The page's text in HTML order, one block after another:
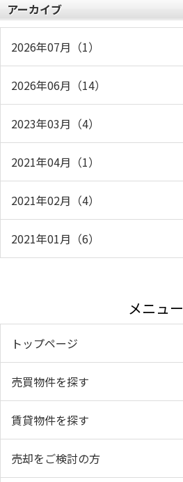
アーカイブ
2026年07月（1）
2026年06月（14）
2023年03月（4）
2021年04月（1）
2021年02月（4）
2021年01月（6）
メニュー
トップページ
売買物件を探す
賃貸物件を探す
売却をご検討の方